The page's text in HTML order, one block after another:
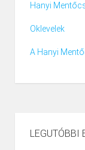
Hanyi
Oklevelek
A Hanyi
LEGUTÓBBI